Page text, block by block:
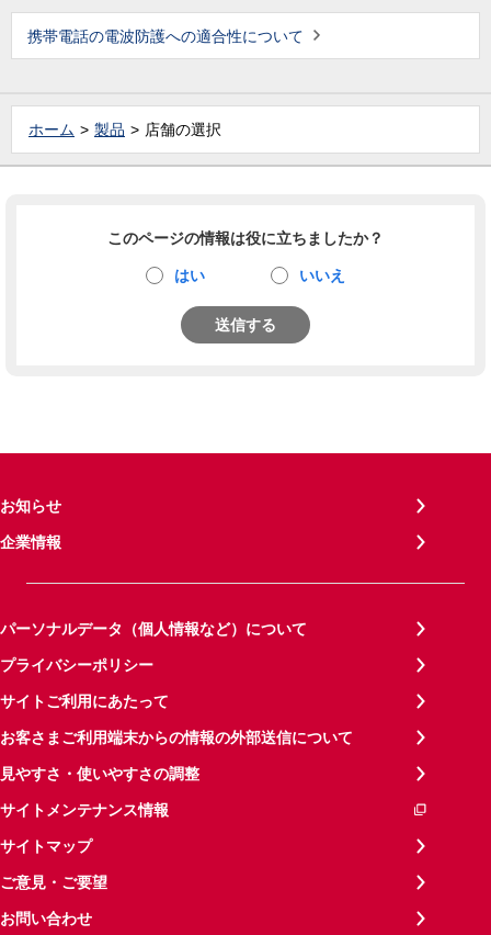
携帯電話の電波防護への適合性について
ホーム 製品 店舗の選択
このページの情報は役に立ちましたか？
はい いいえ
送信する
お知らせ
企業情報
パーソナルデータ（個人情報など）について
プライバシーポリシー
サイトご利用にあたって
お客さまご利用端末からの情報の外部送信について
見やすさ・使いやすさの調整
サイトメンテナンス情報
サイトマップ
ご意見・ご要望
お問い合わせ